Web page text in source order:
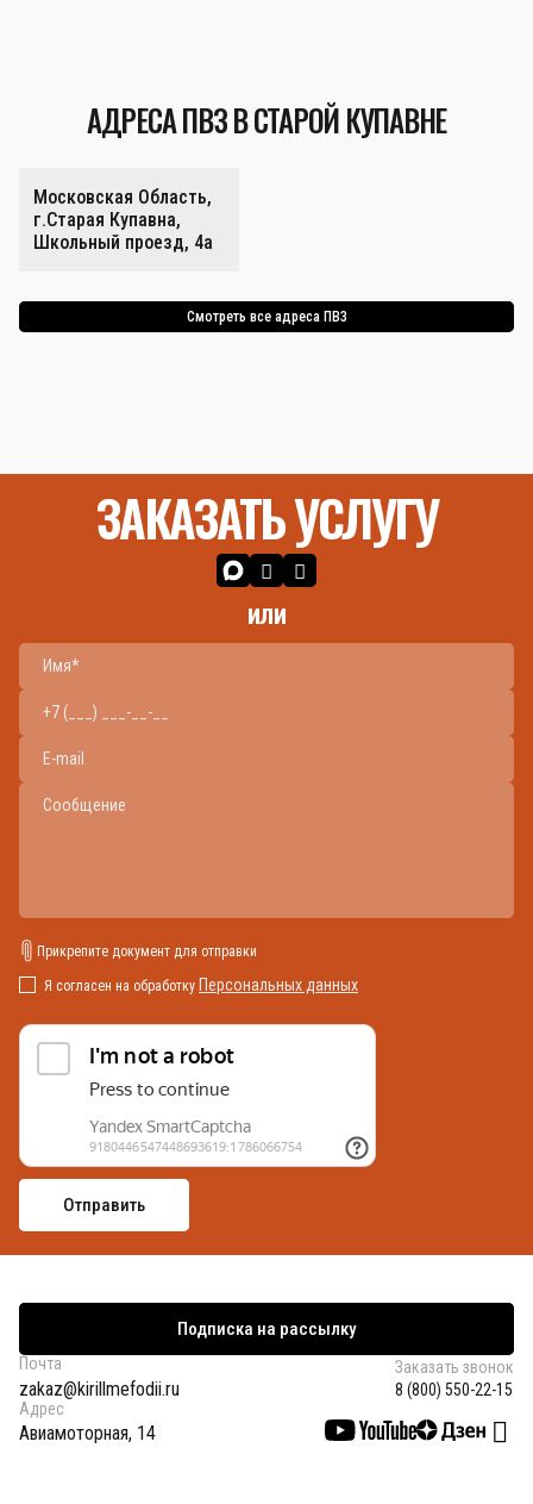
АДРЕСА ПВЗ В СТАРОЙ КУПАВНЕ
Московская Область,
г.Старая Купавна,
Школьный проезд, 4а
Смотреть все адреса ПВЗ
ЗАКАЗАТЬ УСЛУГУ
или
Прикрепите документ для отправки
Я согласен на обработку Персональных данных
Подписка на рассылку
Почта
zakaz@kirillmefodii.ru
Заказать звонок
8 (800) 550-22-15
Адрес
Авиамоторная, 14